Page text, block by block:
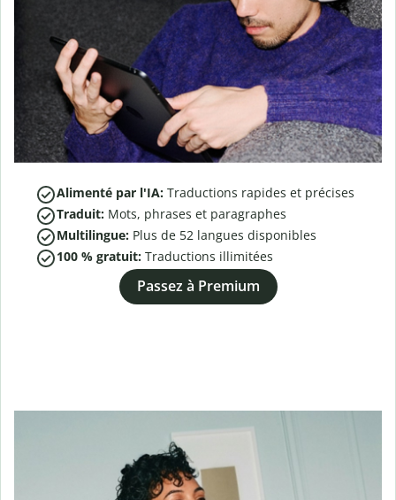
Alimenté par l'IA: Traductions rapides et précises
Traduit: Mots, phrases et paragraphes
Multilingue: Plus de 52 langues disponibles
100 % gratuit: Traductions illimitées
Passez à Premium